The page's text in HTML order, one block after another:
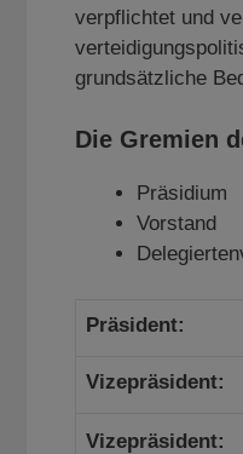
verpflichtet und
grundsätzliche
Die Gremien
Präsidium
Vorstand
Präsident:
Vizepräsident:
Vizepräsident: